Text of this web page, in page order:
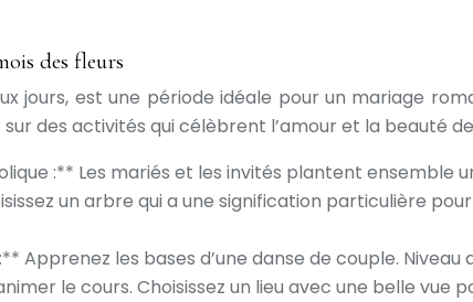
des fleurs
jours, est une période idéale pour un mariage
sur des activités qui célèbrent l’amour et la beauté
:** Les mariés et les invités plantent ensemble
un arbre qui a une signification particulière
Apprenez les bases d’une danse de couple.
le cours. Choisissez un lieu avec une belle vue